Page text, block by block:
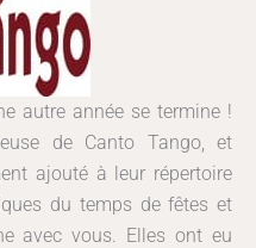
autre année se termine !
de Canto Tango, et
ajouté à leur répertoire
du temps de fêtes et
avec vous. Elles ont eu